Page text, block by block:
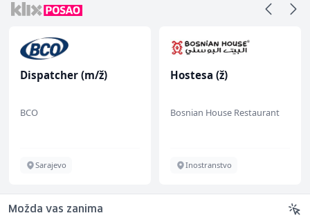
Dispatcher (m/ž)
BCO
Sarajevo
Hostesa (ž)
Bosnian House Restaurant
Inostranstvo
Možda vas zanima